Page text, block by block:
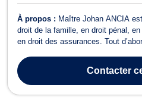
À propos : Maître Johan ANCIA
droit de la famille, en droit pénal,
en droit des assurances. Tout
d’infractions contre les personnes
a...
Contacter